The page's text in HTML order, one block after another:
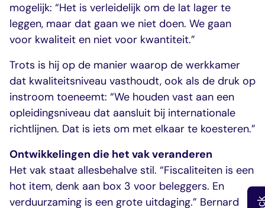
mogelijk: “Het is verleidelijk om de lat lager te
leggen, maar dat gaan we niet doen. We gaan
voor kwaliteit en niet voor kwantiteit.”
Trots is hij op de manier waarop de werkkamer
dat kwaliteitsniveau vasthoudt, ook als de druk op
instroom toeneemt: “We houden vast aan een
opleidingsniveau dat aansluit bij internationale
richtlijnen. Dat is iets om met elkaar te koesteren.”
Ontwikkelingen die het vak veranderen
Het vak staat allesbehalve stil. “Fiscaliteiten is een
hot item, denk aan box 3 voor beleggers. En
verduurzaming is een grote uitdaging.” Bernard